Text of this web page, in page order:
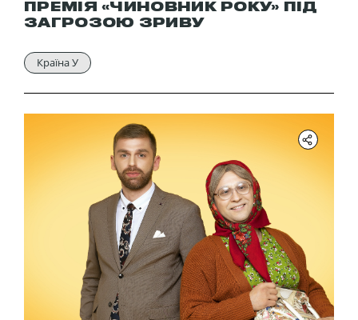
ПРЕМІЯ «ЧИНОВНИК РОКУ» ПІД
ЗАГРОЗОЮ ЗРИВУ
Країна У